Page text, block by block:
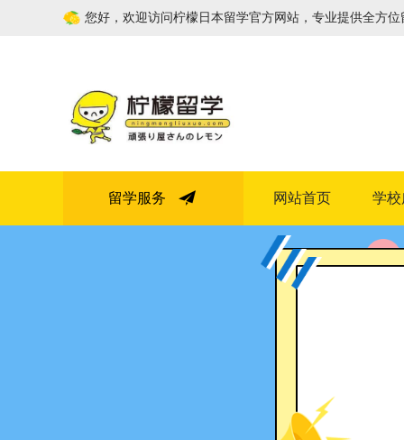
您好，欢迎访问柠檬日本留学官方网站，专业提供全方位
留学服务 网站首页 学